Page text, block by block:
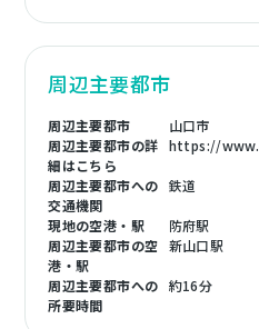
周辺主要都市
周辺主要都市
山口市
周辺主要都市の詳
細はこちら
https://
周辺主要都市への
交通機関
鉄道
現地の空港・駅
防府駅
周辺主要都市の空
港・駅
新山口駅
周辺主要都市への
所要時間
約16分